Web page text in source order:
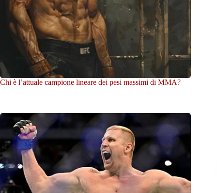
Chi è l’attuale campione lineare dei pesi massimi di MMA?